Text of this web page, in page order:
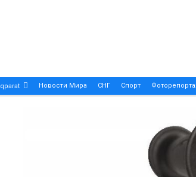
Новости Мира СНГ Спорт
Patek Philippe Calatrava DATE –